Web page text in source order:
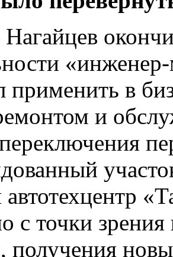
Нагайцев
применить в
и
автотехцентр
с точки
получения